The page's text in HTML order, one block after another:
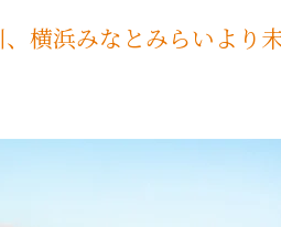
横浜みなとみらいより